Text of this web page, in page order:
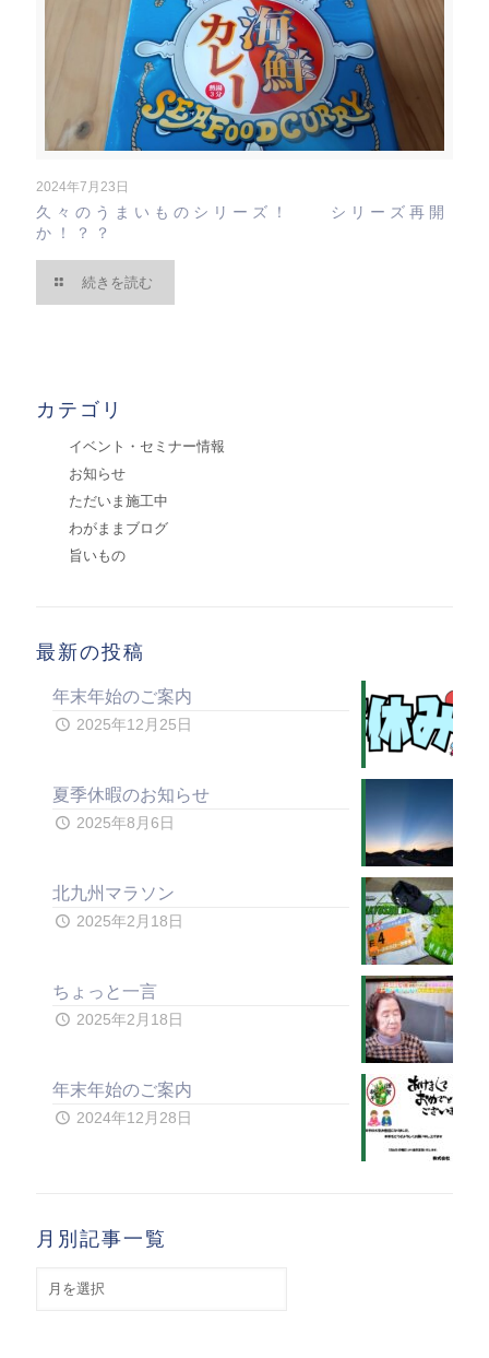
2024年7月23日
久々のうまいものシリーズ！ シリーズ再開
か！？？
続きを読む
カテゴリ
イベント・セミナー情報
お知らせ
ただいま施工中
わがままブログ
旨いもの
最新の投稿
年末年始のご案内
2025年12月25日
夏季休暇のお知らせ
2025年8月6日
北九州マラソン
2025年2月18日
ちょっと一言
2025年2月18日
年末年始のご案内
2024年12月28日
月別記事一覧